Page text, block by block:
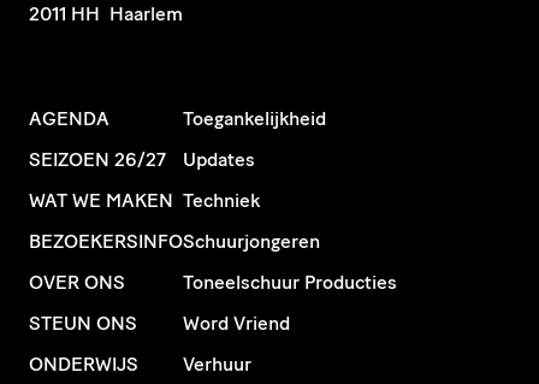
2011 HH Haarlem
AGENDA
SEIZOEN 26/27
WAT WE MAKEN
BEZOEKERSINFO
OVER ONS
STEUN ONS
ONDERWIJS
Toegankelijkheid
Updates
Techniek
Schuurjongeren
Toneelschuur Producties
Word Vriend
Verhuur